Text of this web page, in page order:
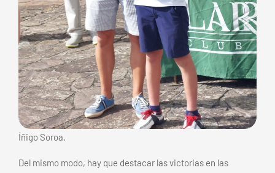
Íñigo Soroa.
Del mismo modo, hay que destacar las victorias en las